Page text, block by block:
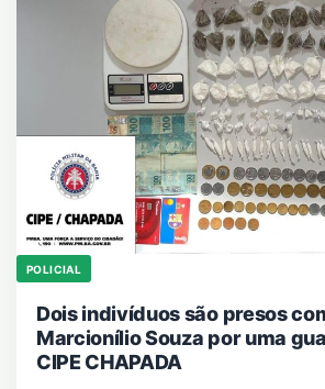
POLICIAL
Dois indivíduos são presos
Marcionílio Souza por uma
CIPE CHAPADA